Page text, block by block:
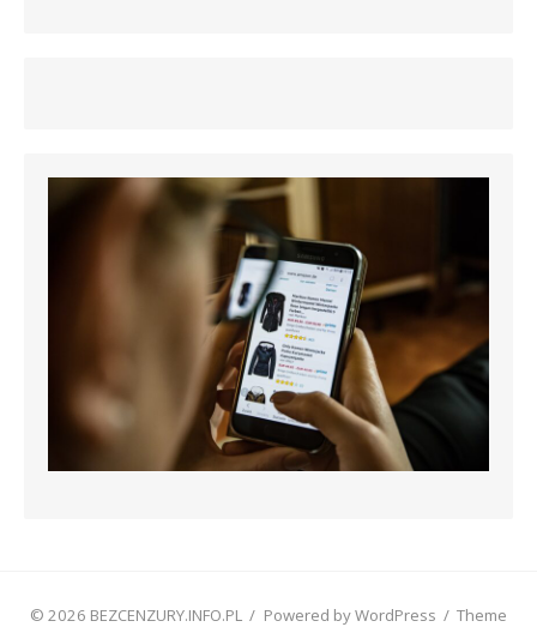
© 2026 BEZCENZURY.INFO.PL / Powered by WordPress / Theme